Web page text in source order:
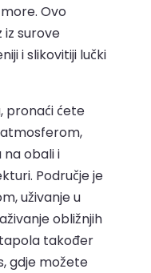
Ovo
surove
i slikovitiji lučki
pronaći ćete
obali i
Područje je
uživanje u
obližnjih
također
gdje možete